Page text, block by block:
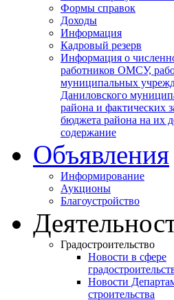
Формы справок
Доходы
Информация
Кадровый резерв
Информация о
работников ОМСУ,
муниципальных
Даниловского
района и фактических
бюджета района на их
содержание
Объявления
Информирование
Аукционы
Благоустройство
Градостроительство
Новости в сфере
Новости
строительства